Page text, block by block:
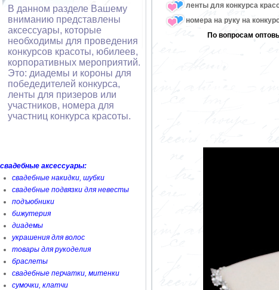
В данном разделе Вашему
вниманию представлены
аксессуары, которые
необходимы для проведения
конкурсов красоты, юбилеев,
корпоративных мероприятий.
Это: диадемы и короны для
победедителей конкурса,
ленты для призеров или
участников, номера для
участниц конкурса красоты.
свадебные аксессуары:
свадебные накидки, шубки
свадебные подвязки для невесты
подъюбники
бижутерия
диадемы
украшения для волос
товары для рукоделия
браслеты
свадебные перчатки, митенки
сумочки, клатчи
ленты для конкурса
номера на руку на
По вопросам